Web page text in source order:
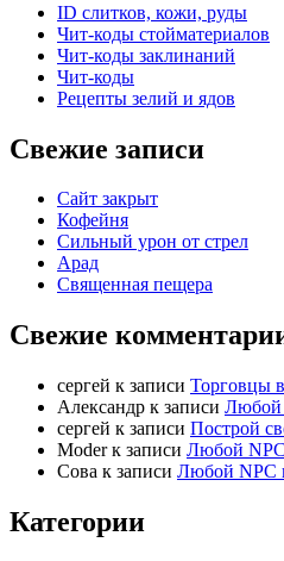
ID слитков, кожи, руды
Чит-коды стойматериалов
Чит-коды заклинаний
Чит-коды
Рецепты зелий и ядов
Свежие записи
Сайт закрыт
Кофейня
Cильный урон от стрел
Арад
Священная пещера
Свежие
cергей к записи Торговцы
Александр к записи Любой
cергей к записи Построй
Moderк записи Любой
Сова к записи Любой NPC
Категории